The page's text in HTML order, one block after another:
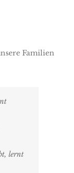
Familien
lernt